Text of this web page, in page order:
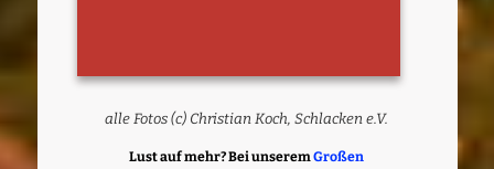
alle Fotos (c) Christian Koch, Schlacken e.V.
Lust auf mehr? Bei unseremGroßen